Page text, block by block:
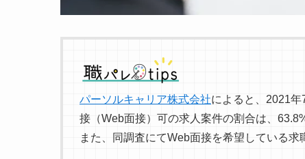
パーソルキャリア株式会社によると、2021
接（Web面接）可の求人案件の割合は、
また、同調査にてWeb面接を希望している求